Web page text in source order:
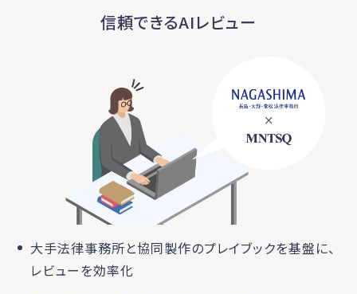
信頼できるAIレビュー
大手法律事務所と協同製作のプレイブックを基盤に、
レビューを効率化